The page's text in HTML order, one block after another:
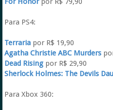
Para PS4:
Terrariapor R$ 19,90
Agatha Christie ABC Murders
Dead Rising por R$ 29,90
Sherlock Holmes: The Devils
Para Xbox 360: